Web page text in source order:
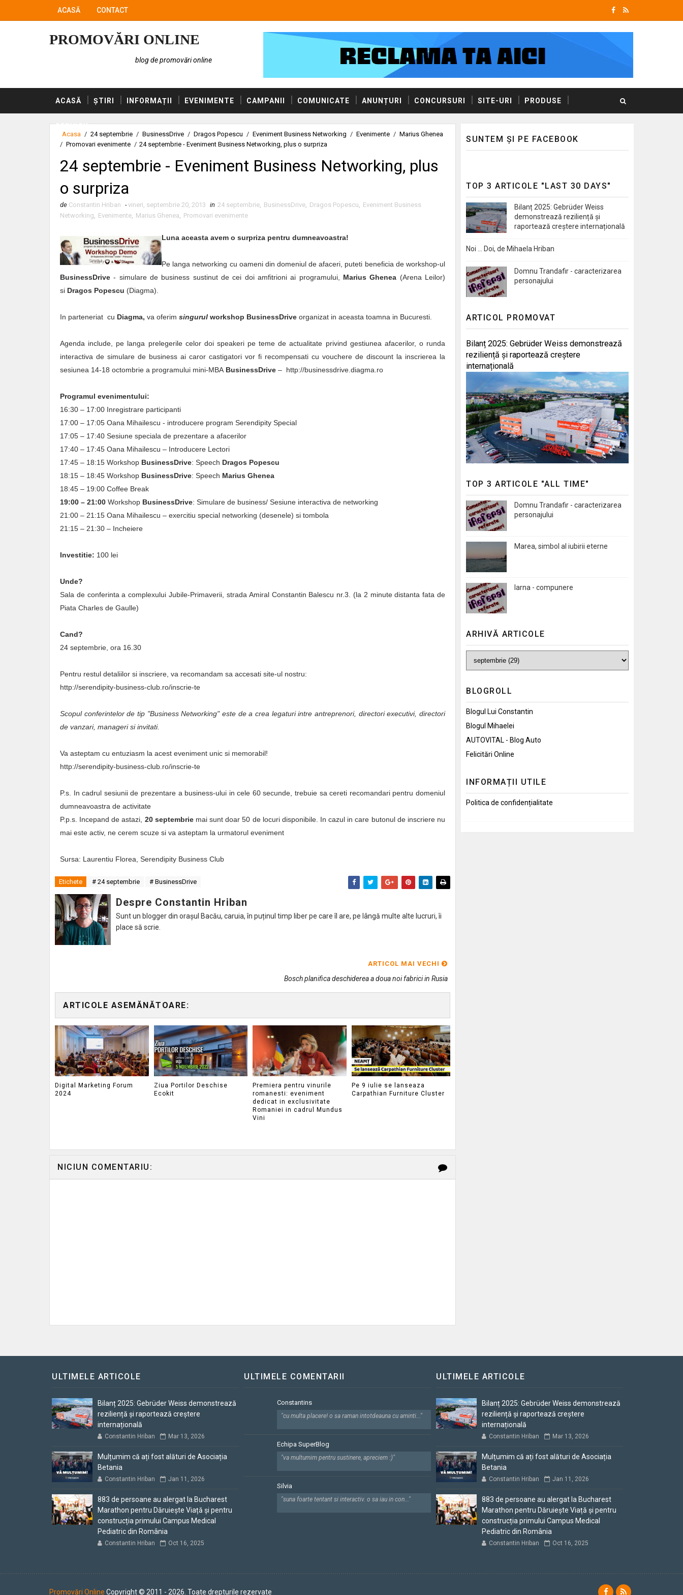
ACASĂ CONTACT
PROMOVĂRI ONLINE
blog de promovări online
ACASĂ ȘTIRI INFORMAȚII EVENIMENTE CAMPANII COMUNICATE ANUNȚURI CONCURSURI SITE-URI PRODUSE
SERVICII
Acasa / 24 septembrie / BusinessDrive / Dragos Popescu / Eveniment Business Networking / Evenimente / Marius Ghenea
/ Promovari evenimente / 24 septembrie - Eveniment Business Networking, plus o surpriza
24 septembrie - Eveniment Business Networking, plus
o surpriza
de Constantin Hriban - vineri, septembrie 20, 2013 in 24 septembrie, BusinessDrive, Dragos Popescu, Eveniment Business
Networking, Evenimente, Marius Ghenea, Promovari evenimente
Luna aceasta avem o surpriza pentru dumneavoastra!
Pe langa networking cu oameni din domeniul de afaceri, puteti beneficia de workshop-ul
BusinessDrive - simulare de business sustinut de cei doi amfitrioni ai programului, Marius Ghenea (Arena Leilor)
si Dragos Popescu (Diagma).
In parteneriat cu Diagma, va oferim singurul workshop BusinessDrive organizat in aceasta toamna in Bucuresti.
Agenda include, pe langa prelegerile celor doi speakeri pe teme de actualitate privind gestiunea afacerilor, o runda
interactiva de simulare de business ai caror castigatori vor fi recompensati cu vouchere de discount la inscrierea la
sesiunea 14-18 octombrie a programului mini-MBA BusinessDrive – http://businessdrive.diagma.ro
Programul evenimentului:
16:30 – 17:00 Inregistrare participanti
17:00 – 17:05 Oana Mihailescu - introducere program Serendipity Special
17:05 – 17:40 Sesiune speciala de prezentare a afacerilor
17:40 – 17:45 Oana Mihailescu – Introducere Lectori
17:45 – 18:15 Workshop BusinessDrive: Speech Dragos Popescu
18:15 – 18:45 Workshop BusinessDrive: Speech Marius Ghenea
18:45 – 19:00 Coffee Break
19:00 – 21:00 Workshop BusinessDrive: Simulare de business/ Sesiune interactiva de networking
21:00 – 21:15 Oana Mihailescu – exercitiu special networking (desenele) si tombola
21:15 – 21:30 – Incheiere
Investitie: 100 lei
Unde?
Sala de conferinta a complexului Jubile-Primaverii, strada Amiral Constantin Balescu nr.3. (la 2 minute distanta fata de
Piata Charles de Gaulle)
Cand?
24 septembrie, ora 16.30
Pentru restul detaliilor si inscriere, va recomandam sa accesati site-ul nostru:
http://serendipity-business-club.ro/inscrie-te
Scopul conferintelor de tip "Business Networking" este de a crea legaturi intre antreprenori, directori executivi, directori
de vanzari, manageri si invitati.
Va asteptam cu entuziasm la acest eveniment unic si memorabil!
http://serendipity-business-club.ro/inscrie-te
P.s. In cadrul sesiunii de prezentare a business-ului in cele 60 secunde, trebuie sa cereti recomandari pentru domeniul
dumneavoastra de activitate
P.p.s. Incepand de astazi, 20 septembriemai sunt doar 50 de locuri disponibile. In cazul in care butonul de inscriere nu
mai este activ, ne cerem scuze si va asteptam la urmatorul eveniment
Sursa: Laurentiu Florea, Serendipity Business Club
Etichete # 24 septembrie # BusinessDrive
Despre Constantin Hriban
Sunt un blogger din orașul Bacău, caruia, în puținul timp liber pe care îl are, pe lângă multe alte lucruri, îi
place să scrie.
ARTICOL MAI VECHI
Bosch planifica deschiderea a doua noi fabrici in Rusia
ARTICOLE ASEMĂNĂTOARE:
Digital Marketing Forum
2024
Ziua Portilor Deschise
Ecokit
Premiera pentru vinurile
romanesti: eveniment
dedicat in exclusivitate
Romaniei in cadrul Mundus
Vini
Pe 9 iulie se lanseaza
Carpathian Furniture Cluster
NICIUN COMENTARIU:
SUNTEM ȘI PE FACEBOOK
TOP 3 ARTICOLE "LAST 30 DAYS"
Bilanț 2025: Gebrüder Weiss
demonstrează reziliență și
raportează creștere internațională
Noi … Doi, de Mihaela Hriban
Domnu Trandafir - caracterizarea
personajului
ARTICOL PROMOVAT
Bilanț 2025: Gebrüder Weiss demonstrează
reziliență și raportează creștere
internațională
TOP 3 ARTICOLE "ALL TIME"
Domnu Trandafir - caracterizarea
personajului
Marea, simbol al iubirii eterne
Iarna - compunere
ARHIVĂ ARTICOLE
BLOGROLL
Blogul Lui Constantin
Blogul Mihaelei
AUTOVITAL - Blog Auto
Felicitări Online
INFORMAȚII UTILE
Politica de confidențialitate
ULTIMELE ARTICOLE
Bilanț 2025: Gebrüder Weiss demonstrează
reziliență și raportează creștere
internațională
Constantin Hriban Mar 13, 2026
Mulțumim că ați fost alături de Asociația
Betania
Constantin Hriban Jan 11, 2026
883 de persoane au alergat la Bucharest
Marathon pentru Dăruiește Viață și pentru
construcția primului Campus Medical
Pediatric din România
Constantin Hriban Oct 16, 2025
ULTIMELE COMENTARII
Constantins
"cu multa placere! o sa raman intotdeauna cu aminti..."
Echipa SuperBlog
"va multumim pentru sustinere, apreciem :)"
Silvia
"suna foarte tentant si interactiv. o sa iau in con..."
ULTIMELE ARTICOLE
Bilanț 2025: Gebrüder Weiss demonstrează
reziliență și raportează creștere
internațională
Constantin Hriban Mar 13, 2026
Mulțumim că ați fost alături de Asociația
Betania
Constantin Hriban Jan 11, 2026
883 de persoane au alergat la Bucharest
Marathon pentru Dăruiește Viață și pentru
construcția primului Campus Medical
Pediatric din România
Constantin Hriban Oct 16, 2025
Promovări Online Copyright © 2011 - 2026. Toate drepturile rezervate